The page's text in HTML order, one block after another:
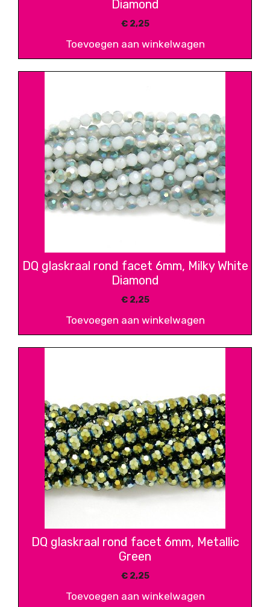
Diamond
€2,25
Toevoegen aan winkelwagen
DQ glaskraal rond facet 6mm, Milky White
Diamond
€2,25
Toevoegen aan winkelwagen
DQ glaskraal rond facet 6mm, Metallic
Green
€2,25
Toevoegen aan winkelwagen